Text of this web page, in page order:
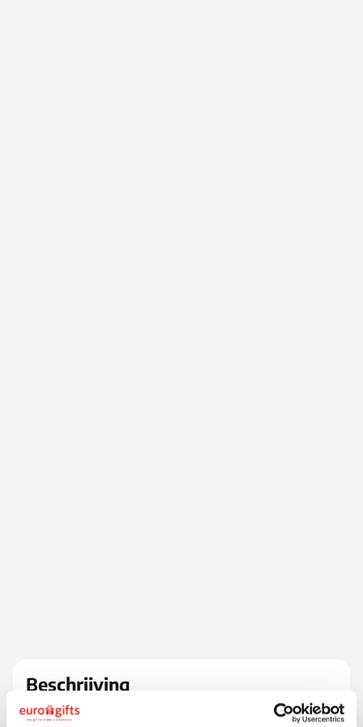
Beschrijving
Deze 2-delige pennenset van gerecycleerd en gelakt
aluminium bevat een balpen met bamboe drukknop,